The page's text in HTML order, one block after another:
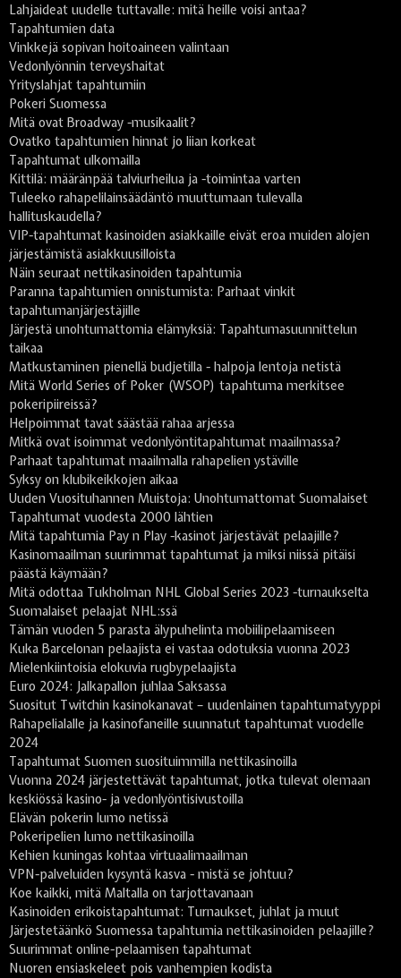
Lahjaideat uudelle tuttavalle: mitä heille voisi antaa?
Tapahtumien data
Vinkkejä sopivan hoitoaineen valintaan
Vedonlyönnin terveyshaitat
Yrityslahjat tapahtumiin
Pokeri Suomessa
Mitä ovat Broadway -musikaalit?
Ovatko tapahtumien hinnat jo liian korkeat
Tapahtumat ulkomailla
Kittilä: määränpää talviurheilua ja -toimintaa varten
Tuleeko rahapelilainsäädäntö muuttumaan tulevalla
hallituskaudella?
VIP-tapahtumat kasinoiden asiakkaille eivät eroa muiden alojen
järjestämistä asiakkuusilloista
Näin seuraat nettikasinoiden tapahtumia
Paranna tapahtumien onnistumista: Parhaat vinkit
tapahtumanjärjestäjille
Järjestä unohtumattomia elämyksiä: Tapahtumasuunnittelun
taikaa
Matkustaminen pienellä budjetilla - halpoja lentoja netistä
Mitä World Series of Poker (WSOP) tapahtuma merkitsee
pokeripiireissä?
Helpoimmat tavat säästää rahaa arjessa
Mitkä ovat isoimmat vedonlyöntitapahtumat maailmassa?
Parhaat tapahtumat maailmalla rahapelien ystäville
Syksy on klubikeikkojen aikaa
Uuden Vuosituhannen Muistoja: Unohtumattomat Suomalaiset
Tapahtumat vuodesta 2000 lähtien
Mitä tapahtumia Pay n Play -kasinot järjestävät pelaajille?
Kasinomaailman suurimmat tapahtumat ja miksi niissä pitäisi
päästä käymään?
Mitä odottaa Tukholman NHL Global Series 2023 -turnaukselta
Suomalaiset pelaajat NHL:ssä
Tämän vuoden 5 parasta älypuhelinta mobiilipelaamiseen
Kuka Barcelonan pelaajista ei vastaa odotuksia vuonna 2023
Mielenkiintoisia elokuvia rugbypelaajista
Euro 2024: Jalkapallon juhlaa Saksassa
Suositut Twitchin kasinokanavat – uudenlainen tapahtumatyyppi
Rahapelialalle ja kasinofaneille suunnatut tapahtumat vuodelle
2024
Tapahtumat Suomen suosituimmilla nettikasinoilla
Vuonna 2024 järjestettävät tapahtumat, jotka tulevat olemaan
keskiössä kasino- ja vedonlyöntisivustoilla
Elävän pokerin lumo netissä
Pokeripelien lumo nettikasinoilla
Kehien kuningas kohtaa virtuaalimaailman
VPN-palveluiden kysyntä kasva - mistä se johtuu?
Koe kaikki, mitä Maltalla on tarjottavanaan
Kasinoiden erikoistapahtumat: Turnaukset, juhlat ja muut
Järjestetäänkö Suomessa tapahtumia nettikasinoiden pelaajille?
Suurimmat online-pelaamisen tapahtumat
Nuoren ensiaskeleet pois vanhempien kodista